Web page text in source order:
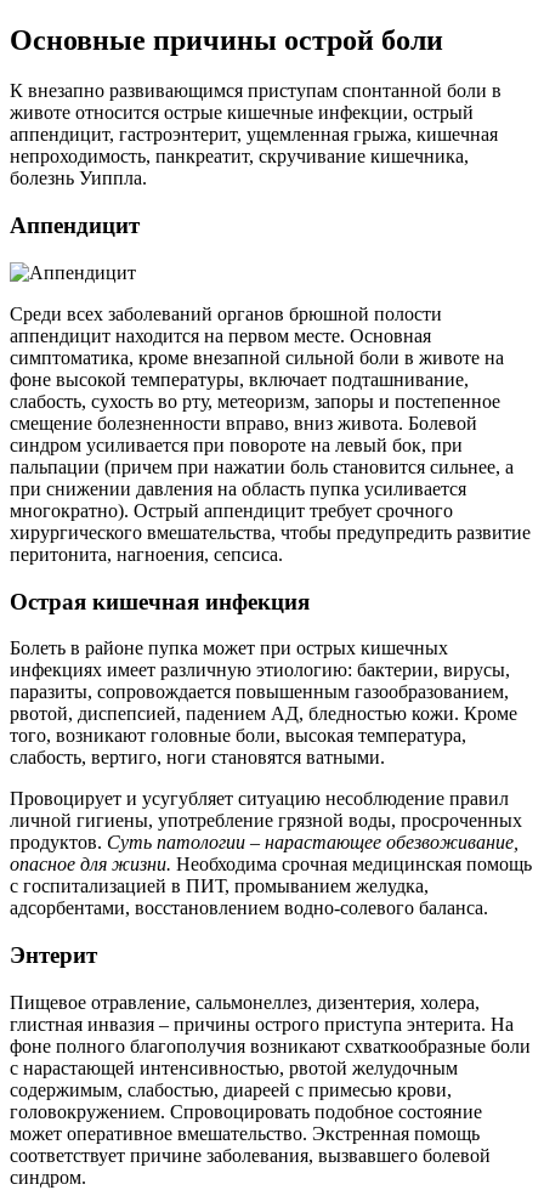
Основные причины острой боли
К внезапно развивающимся приступам спонтанной боли в
животе относится острые кишечные инфекции, острый
аппендицит, гастроэнтерит, ущемленная грыжа, кишечная
непроходимость, панкреатит, скручивание кишечника,
болезнь Уиппла.
Аппендицит
Среди всех заболеваний органов брюшной полости
аппендицит находится на первом месте. Основная
симптоматика, кроме внезапной сильной боли в животе на
фоне высокой температуры, включает подташнивание,
слабость, сухость во рту, метеоризм, запоры и постепенное
смещение болезненности вправо, вниз живота. Болевой
синдром усиливается при повороте на левый бок, при
пальпации (причем при нажатии боль становится сильнее, а
при снижении давления на область пупка усиливается
многократно). Острый аппендицит требует срочного
хирургического вмешательства, чтобы предупредить развитие
перитонита, нагноения, сепсиса.
Острая кишечная инфекция
Болеть в районе пупка может при острых кишечных
инфекциях имеет различную этиологию: бактерии, вирусы,
паразиты, сопровождается повышенным газообразованием,
рвотой, диспепсией, падением АД, бледностью кожи. Кроме
того, возникают головные боли, высокая температура,
слабость, вертиго, ноги становятся ватными.
Провоцирует и усугубляет ситуацию несоблюдение правил
личной гигиены, употребление грязной воды, просроченных
продуктов. Суть патологии – нарастающее обезвоживание,
опасное для жизни. Необходима срочная медицинская помощь
с госпитализацией в ПИТ, промыванием желудка,
адсорбентами, восстановлением водно-солевого баланса.
Энтерит
Пищевое отравление, сальмонеллез, дизентерия, холера,
глистная инвазия – причины острого приступа энтерита. На
фоне полного благополучия возникают схваткообразные боли
с нарастающей интенсивностью, рвотой желудочным
содержимым, слабостью, диареей с примесью крови,
головокружением. Спровоцировать подобное состояние
может оперативное вмешательство. Экстренная помощь
соответствует причине заболевания, вызвавшего болевой
синдром.